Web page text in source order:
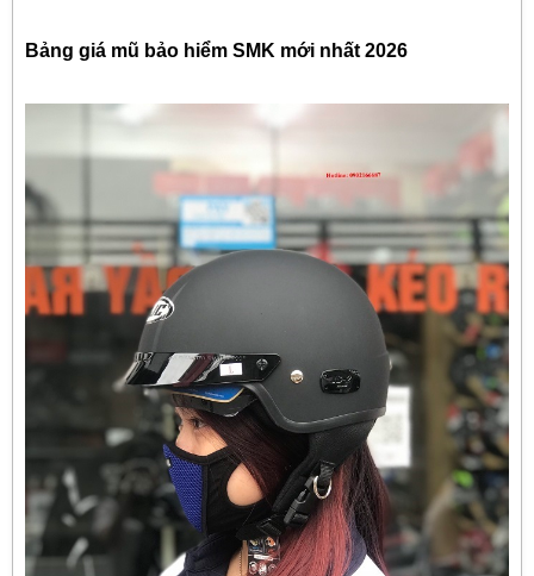
Bảng giá mũ bảo hiểm SMK mới nhất 2026